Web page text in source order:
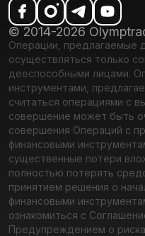
© 2014-2026
Операции, предлагаемые
осуществляться только
дееспособными лицами.
инструментами,
считаться операциями с
совершение может быть
совершения Операций с
финансовыми
существенные потери
полностью потерять
принятием решения о
финансовыми
ознакомиться с
Предупреждением о